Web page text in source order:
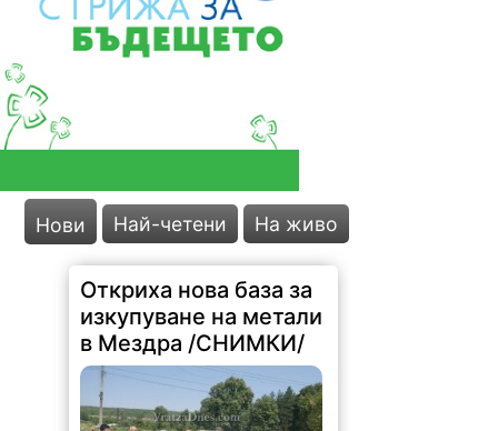
Нови Най-четени На живо
Откриха нова база за
изкупуване на метали
в Мездра /СНИМКИ/